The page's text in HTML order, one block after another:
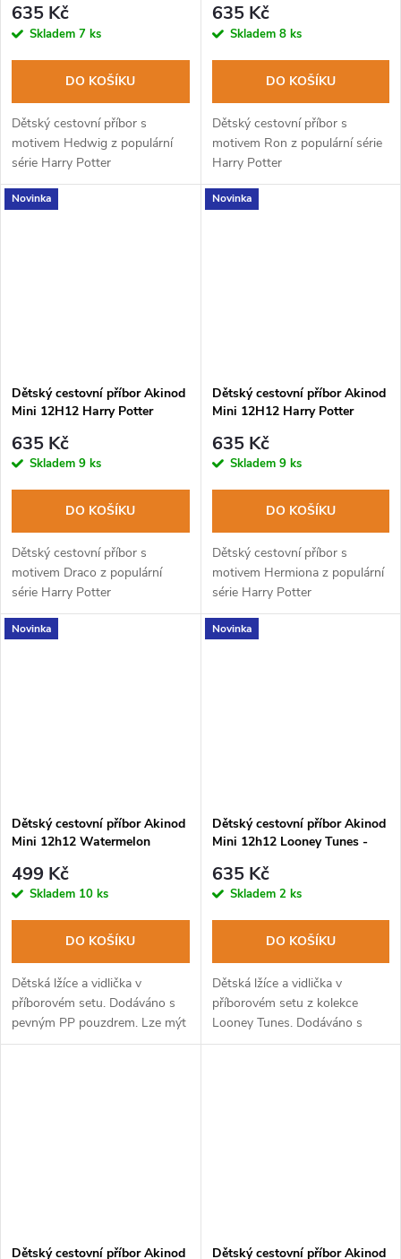
635 Kč
Skladem 7 ks
DO KOŠÍKU
Dětský cestovní příbor s
motivem Hedwig z populární
série Harry Potter
635 Kč
Skladem 8 ks
DO KOŠÍKU
Dětský cestovní příbor s
motivem Ron z populární série
Harry Potter
Novinka
Dětský cestovní příbor Akinod
Mini 12H12 Harry Potter
635 Kč
Skladem 9 ks
DO KOŠÍKU
Dětský cestovní příbor s
motivem Draco z populární
série Harry Potter
Novinka
Dětský cestovní příbor Akinod
Mini 12H12 Harry Potter
635 Kč
Skladem 9 ks
DO KOŠÍKU
Dětský cestovní příbor s
motivem Hermiona z populární
série Harry Potter
Novinka
Dětský cestovní příbor Akinod
Mini 12h12 Watermelon
499 Kč
Skladem 10 ks
DO KOŠÍKU
Dětská lžíce a vidlička v
příborovém setu. Dodáváno s
pevným PP pouzdrem. Lze mýt
v myčce na nádobí.
Novinka
Dětský cestovní příbor Akinod
Mini 12h12 Looney Tunes -
635 Kč
Skladem 2 ks
DO KOŠÍKU
Dětská lžíce a vidlička v
příborovém setu z kolekce
Looney Tunes. Dodáváno s
pevným PP pouzdrem. Lze mýt
Dětský cestovní příbor Akinod Dětský cestovní příbor Akinod